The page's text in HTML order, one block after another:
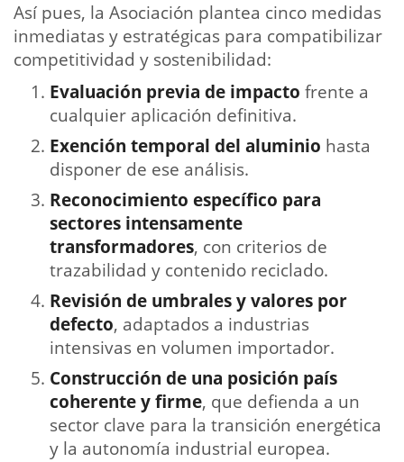
Así pues, la Asociación plantea cinco medidas
inmediatas y estratégicas para compatibilizar
competitividad y sostenibilidad:
Evaluación previa de impacto frente a
cualquier aplicación definitiva.
Exención temporal del aluminio hasta
disponer de ese análisis.
Reconocimiento específico para
sectores intensamente
transformadores, con criterios de
trazabilidad y contenido reciclado.
Revisión de umbrales y valores por
defecto, adaptados a industrias
intensivas en volumen importador.
Construcción de una posición país
coherente y firme, que defienda a un
sector clave para la transición energética
y la autonomía industrial europea.